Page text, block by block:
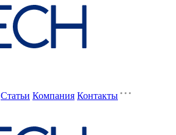
Статьи Компания Контакты